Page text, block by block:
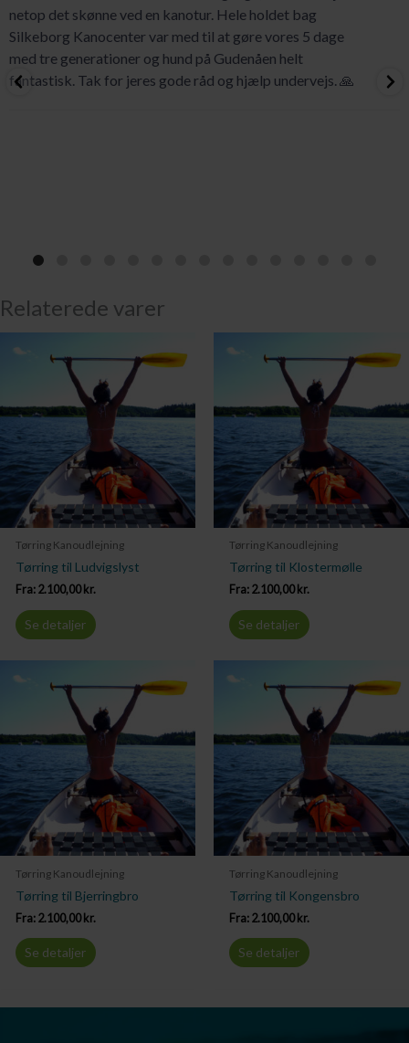
netop det skønne ved en kanotur. Hele holdet bag
Silkeborg Kanocenter var med til at gøre vores 5 dage
med tre generationer og hund på Gudenåen helt
fantastisk. Tak for jeres gode råd og hjælp undervejs. 🙏
Relaterede varer
Tørring Kanoudlejning
Tørring til Ludvigslyst
Fra: 2.100,00 kr.
Se detaljer
Tørring Kanoudlejning
Tørring til Klostermølle
Fra: 2.100,00 kr.
Se detaljer
Tørring Kanoudlejning
Tørring til Bjerringbro
Fra: 2.100,00kr.
Se detaljer
Tørring Kanoudlejning
Tørring til Kongensbro
Fra: 2.100,00kr.
Se detaljer